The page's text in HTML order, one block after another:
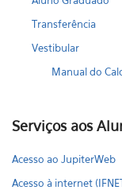
Transferência
Vestibular
Manual do
Serviços aos
Acesso ao JupiterWeb
Acesso à internet